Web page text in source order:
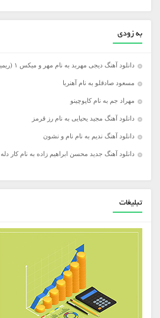
به زودی
دانلود آهنگ دیجی مهربد به نام مهر و میکس ۱ (ریمیکس)
مسعود صادقلو به نام آهنربا
مهراد جم به نام کاپوچینو
دانلود آهنگ مجید یحیایی به نام رز قرمز
دانلود آهنگ ندیم به نام نام و نشون
دانلود آهنگ جدید محسن ابراهیم زاده به نام کار دله
تبلیغات